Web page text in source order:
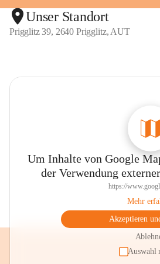
Unser Standort
Prigglitz 39, 2640 Prigglitz, AUT
Um Inhalte von Google
der Verwendung
https://
Mehr
Akzeptieren
Auswahl